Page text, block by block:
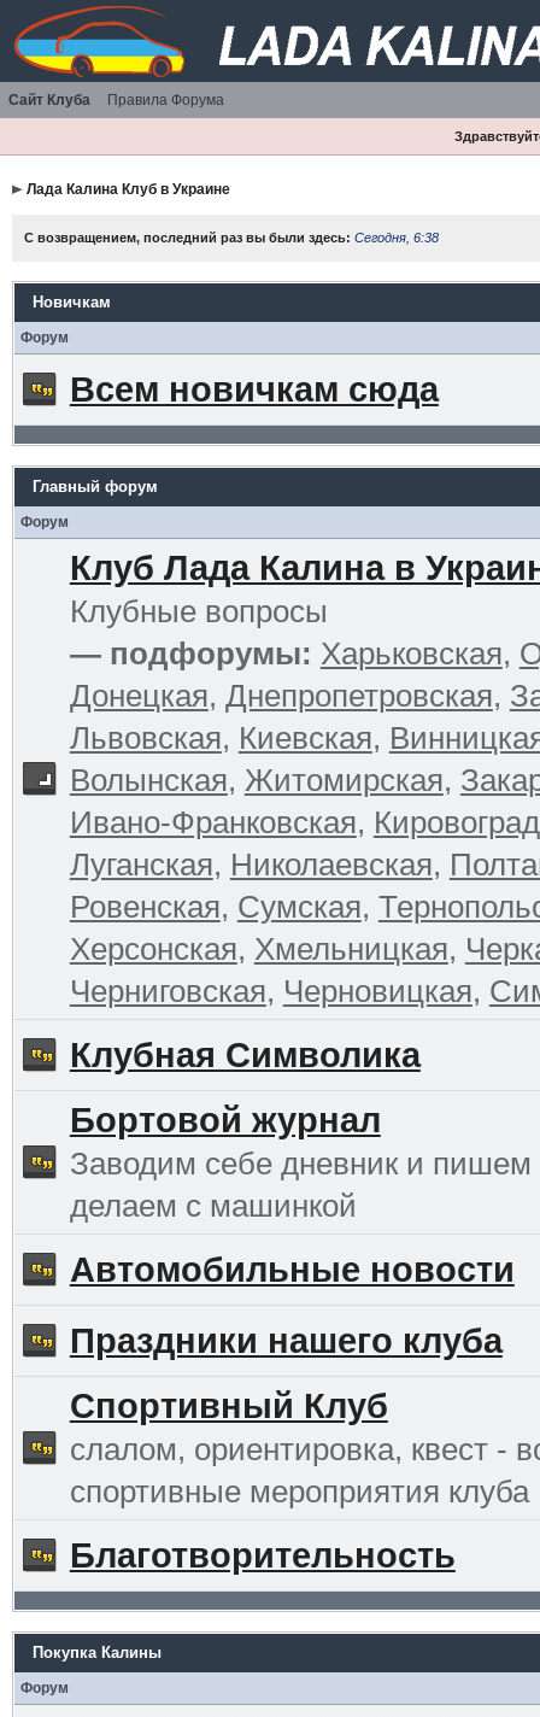
Сайт Клуба Правила Форума
Лада Калина Клуб в Украине
С возвращением, последний раз вы были здесь: Сегодня, 6:38
Новичкам
Форум
Всем новичкам сюда
Главный форум
Форум
Клуб Лада Калина в
Клубные вопросы
— подфорумы: Харьковская,
Донецкая, Днепропетровская,
Львовская, Киевская,
Волынская, Житомирская,
Ивано-Франковская,
Луганская, Николаевская,
Ровенская, Сумская,
Херсонская, Хмельницкая,
Черниговская, Черновицкая,
Клубная Символика
Бортовой журнал
Заводим себе дневник и пишем
делаем с машинкой
Автомобильные новости
Праздники нашего клуба
Спортивный Клуб
слалом, ориентировка, квест -
спортивные мероприятия клуба
Благотворительность
Покупка Калины
Форум